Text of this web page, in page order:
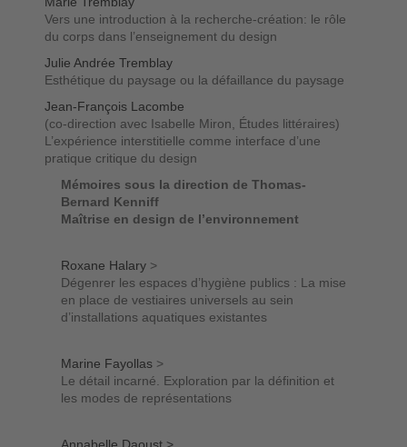
Vers une introduction à la recherche-création: le rôle
du corps dans l’enseignement du design
Julie Andrée Tremblay
Esthétique du paysage ou la défaillance du paysage
Jean-François Lacombe
(co-direction avec Isabelle Miron, Études littéraires)
L’expérience interstitielle comme interface d’une
pratique critique du design
Mémoires sous la direction de Thomas-
Bernard Kenniff
Maîtrise en design de l’environnement
Roxane Halary>
Dégenrer les espaces d’hygiène publics : La mise
en place de vestiaires universels au sein
d’installations aquatiques existantes
Marine Fayollas>
Le détail incarné. Exploration par la définition et
les modes de représentations